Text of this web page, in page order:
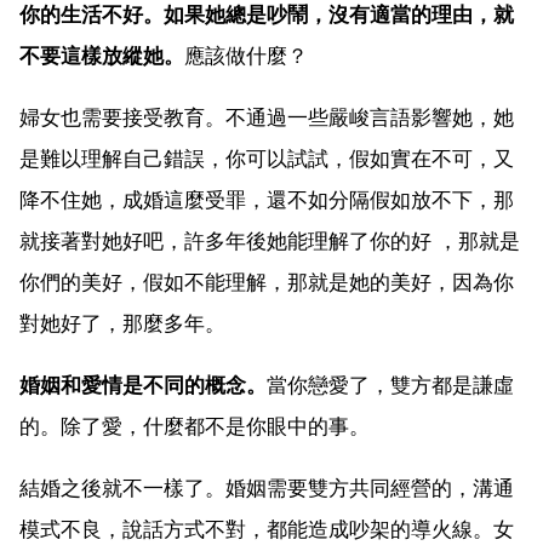
你的生活不好。如果她總是吵鬧，沒有適當的理由，就
不要這樣放縱她。 應該做什麼？
婦女也需要接受教育。不通過一些嚴峻言語影響她，她
是難以理解自己錯誤，你可以試試，假如實在不可，又
降不住她，成婚這麼受罪，還不如分隔假如放不下，那
就接著對她好吧，許多年後她能理解了你的好 ，那就是
你們的美好，假如不能理解，那就是她的美好，因為你
對她好了，那麼多年。
婚姻和愛情是不同的概念。 當你戀愛了，雙方都是謙虛
的。除了愛，什麼都不是你眼中的事。
結婚之後就不一樣了。婚姻需要雙方共同經營的，溝通
模式不良，說話方式不對，都能造成吵架的導火線。女